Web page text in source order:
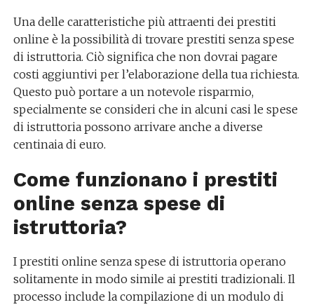
Una delle caratteristiche più attraenti dei prestiti
online è la possibilità di trovare prestiti senza spese
di istruttoria. Ciò significa che non dovrai pagare
costi aggiuntivi per l’elaborazione della tua richiesta.
Questo può portare a un notevole risparmio,
specialmente se consideri che in alcuni casi le spese
di istruttoria possono arrivare anche a diverse
centinaia di euro.
Come funzionano i prestiti
online senza spese di
istruttoria?
I prestiti online senza spese di istruttoria operano
solitamente in modo simile ai prestiti tradizionali. Il
processo include la compilazione di un modulo di